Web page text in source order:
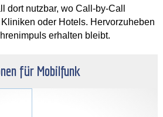
dort nutzbar, wo Call-by-Call
oder Hotels. Hervorzuheben
erhalten bleibt.
für Mobilfunk